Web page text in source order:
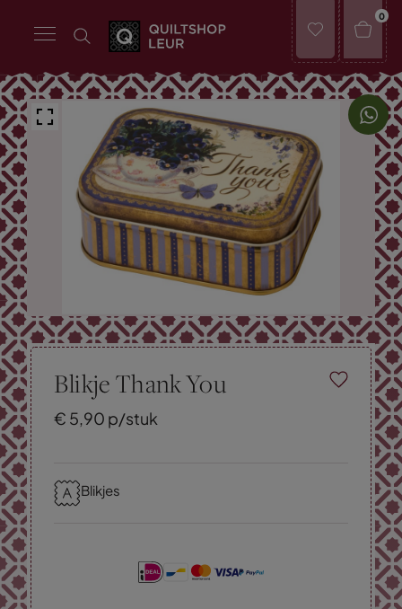
0
Blikje Thank You
€ 5,90 p/stuk
Blikjes